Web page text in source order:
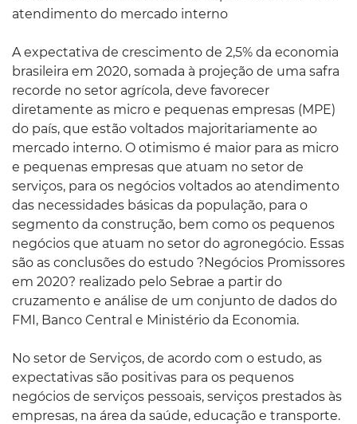
atendimento do mercado interno
A expectativa de crescimento de 2,5% da economia
brasileira em 2020, somada à projeção de uma safra
recorde no setor agrícola, deve favorecer
diretamente as micro e pequenas empresas (MPE)
do país, que estão voltados majoritariamente ao
mercado interno. O otimismo é maior para as micro
e pequenas empresas que atuam no setor de
serviços, para os negócios voltados ao atendimento
das necessidades básicas da população, para o
segmento da construção, bem como os pequenos
negócios que atuam no setor do agronegócio. Essas
são as conclusões do estudo ?Negócios Promissores
em 2020? realizado pelo Sebrae a partir do
cruzamento e análise de um conjunto de dados do
FMI, Banco Central e Ministério da Economia.
No setor de Serviços, de acordo com o estudo, as
expectativas são positivas para os pequenos
negócios de serviços pessoais, serviços prestados às
empresas, na área da saúde, educação e transporte.